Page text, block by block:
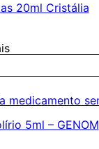
20ml Cristália
5ml – GENOM